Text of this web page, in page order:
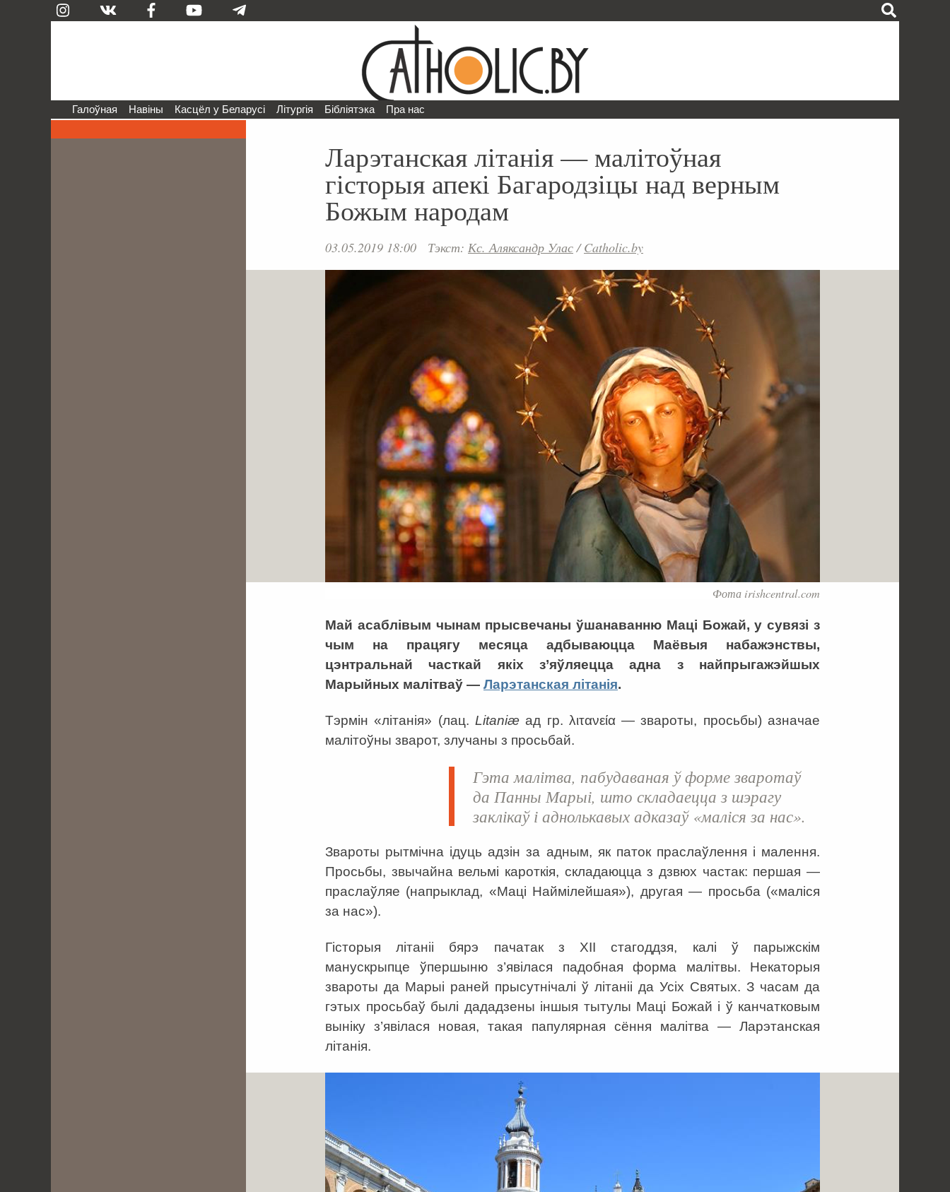
Галоўная Навіны Касцёл у Беларусі Літургія Бібліятэка Пра нас
Ларэтанская літанія — малітоўная
гісторыя апекі Багародзіцы над верным
Божым народам
03.05.2019 18:00 Тэкст: Кс. Аляксандр Улас/Catholic.by
Фота irishcentral.com
Май асаблівым чынам прысвечаны ўшанаванню Маці Божай, у сувязі з
чым на працягу месяца адбываюцца Маёвыя набажэнствы,
цэнтральнай часткай якіх з’яўляецца адна з найпрыгажэйшых
Марыйных малітваў — Ларэтанская літанія.
Тэрмін «літанія» (лац. Litaniæад гр. λιτανεία — звароты, просьбы) азначае
малітоўны зварот, злучаны з просьбай.
Гэта малітва, пабудаваная ў форме зваротаў
да Панны Марыі, што складаецца з шэрагу
заклікаў і аднолькавых адказаў «маліся за нас».
Звароты рытмічна ідуць адзін за адным, як паток праслаўлення і малення.
Просьбы, звычайна вельмі кароткія, складаюцца з дзвюх частак: першая —
праслаўляе (напрыклад, «Маці Наймілейшая»), другая — просьба («маліся
за нас»).
Гісторыя літаніі бярэ пачатак з ХІІ стагоддзя, калі ў парыжскім
манускрыпце ўпершыню з’явілася падобная форма малітвы. Некаторыя
звароты да Марыі раней прысутнічалі ў літаніі да Усіх Святых. З часам да
гэтых просьбаў былі дададзены іншыя тытулы Маці Божай і ў канчатковым
выніку з’явілася новая, такая папулярная сёння малітва — Ларэтанская
літанія.